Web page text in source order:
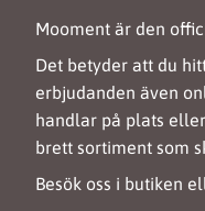
Mooment är den
Det betyder att du
erbjudanden även
handlar på plats
brett sortiment som
Besök oss i butiken